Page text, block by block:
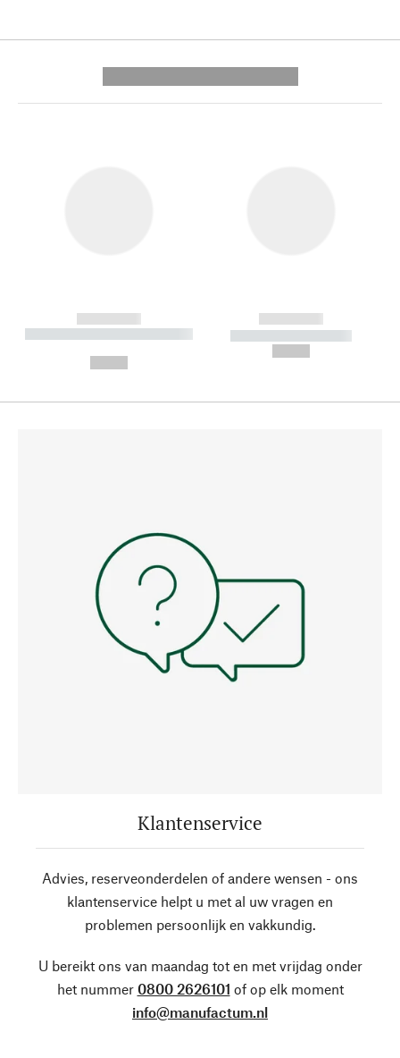
------------
----------- ----------- --------
------------
----------- -----------
Klantenservice
Advies, reserveonderdelen of andere wensen - ons
klantenservice helpt u met al uw vragen en
problemen persoonlijk en vakkundig.
U bereikt ons van maandag tot en met vrijdag onder
het nummer 0800 2626101 of op elk moment
info@manufactum.nl